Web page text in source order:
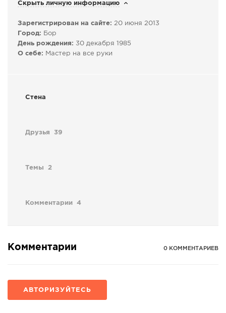
СТАТЬИ
ГОЛОСОВАНИЯ
ПРЕДЛОЖИТЬ НОВОСТЬ
ФОТО
Скрыть личную информацию
Зарегистрирован на сайте: 20 июня 2013
Город: Бор
День рождения: 30 декабря 1985
О себе: Мастер на все руки
Стена
Друзья 39
Темы 2
Комментарии 4
Комментарии 0 КОММЕНТАРИЕВ
АВТОРИЗУЙТЕСЬ